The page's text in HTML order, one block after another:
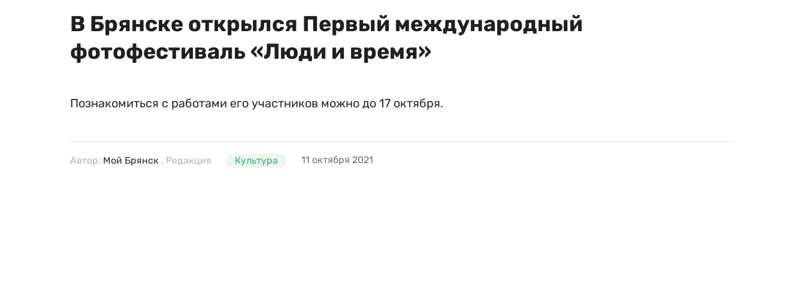
В Брянске открылся Первый международный
фотофестиваль «Люди и время»
Познакомиться с работами его участников можно до 17 октября.
Автор: Мой Брянск , Редакция Культура 11 октября 2021